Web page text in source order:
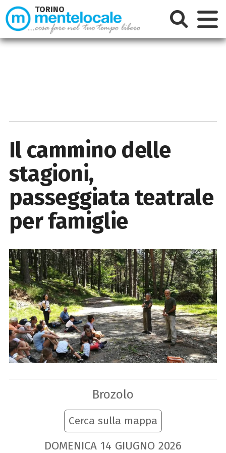
Il cammino delle
stagioni,
passeggiata teatrale
per famiglie
Brozolo
Cerca sulla mappa
DOMENICA 14 GIUGNO 2026
TORINO